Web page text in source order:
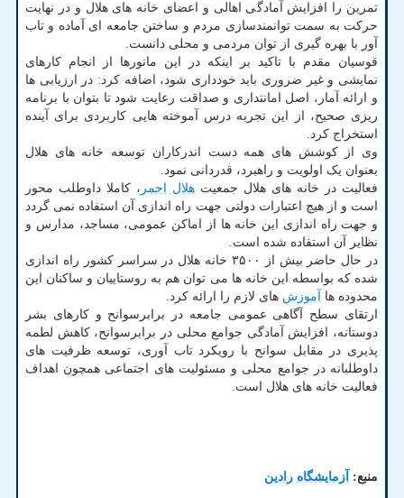
تمرین را افزایش آمادگی اهالی و اعضای خانه های هلال و در نهایت
حرکت به سمت توانمندسازی مردم و ساختن جامعه ای آماده و تاب
آور با بهره گیری از توان مردمی و محلی دانست.
قوسیان مقدم با تاکید بر اینکه در این مانورها از انجام کارهای
نمایشی و غیر ضروری باید خودداری شود، اضافه کرد: در ارزیابی ها
و ارائه آمار، اصل امانتداری و صداقت رعایت شود تا بتوان با برنامه
ریزی صحیح، از این تجربه درس آموخته هایی کاربردی برای آینده
استخراج کرد.
وی از کوشش های همه دست اندرکاران توسعه خانه های هلال
بعنوان یک اولویت و راهبرد، قدردانی نمود.
فعالیت در خانه های هلال جمعیت هلال احمر ، کاملا داوطلب محور
است و از هیچ اعتبارات دولتی جهت راه اندازی آن استفاده نمی گردد
و جهت راه اندازی این خانه ها از اماکن عمومی، مساجد، مدارس و
نظایر آن استفاده شده است.
در حال حاضر بیش از ۳۵۰۰ خانه هلال در سراسر کشور راه اندازی
شده که بواسطه این خانه ها می توان هم به روستاییان و ساکنان این
محدوده ها
آموزش های لازم را ارائه کرد.
ارتقای سطح آگاهی عمومی جامعه در برابرسوانح و کارهای بشر
دوستانه، افزایش آمادگی جوامع محلی در برابرسوانح، کاهش لطمه
پذیری در مقابل سوانح با رویکرد تاب آوری، توسعه ظرفیت های
داوطلبانه در جوامع محلی و مسئولیت های اجتماعی همچون اهداف
فعالیت خانه های هلال است.
منبع: آزمایشگاه رادین